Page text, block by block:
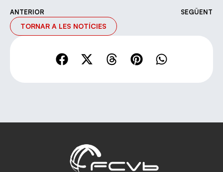
ANTERIOR SEGÜENT
TORNAR A LES NOTÍCIES